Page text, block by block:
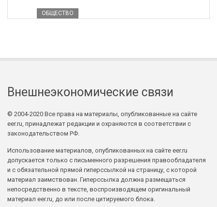
ОБЩЕСТВО
Внешнеэкономические связи
© 2004-2020 Все права на материалы, опубликованные на сайте
eer.ru, принадлежат редакции и охраняются в соответствии с
законодательством РФ.
Использование материалов, опубликованных на сайте eer.ru
допускается только с письменного разрешения правообладателя
и с обязательной прямой гиперссылкой на страницу, с которой
материал заимствован. Гиперссылка должна размещаться
непосредственно в тексте, воспроизводящем оригинальный
материал eer.ru, до или после цитируемого блока.